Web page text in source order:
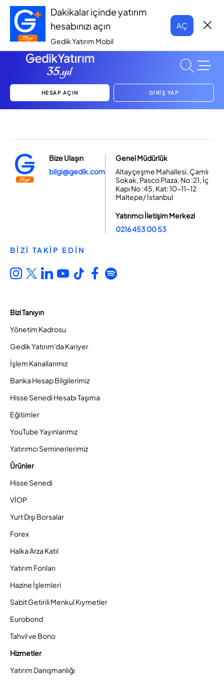
Dakikalar içinde yatırım
hesabınızı açın
Gedik Yatırım Mobil
AÇ
HESAP AÇIN GİRİŞ YAP
Bize Ulaşın
bilgi@gedik.com
Genel Müdürlük
Altayçeşme Mahallesi, Çamlı
Sokak, Pasco Plaza, No :21, İç
Kapı No :45, Kat: 10-11-12
Maltepe/ İstanbul
Yatırımcı İletişim Merkezi
0216 453 00 53
BİZİ TAKİP EDİN
Bizi Tanıyın
Yönetim Kadrosu
Gedik Yatırım'da Kariyer
İşlem Kanallarımız
Banka Hesap Bilgilerimiz
Hisse Senedi Hesabı Taşıma
Eğitimler
YouTube Yayınlarımız
Yatırımcı Seminerlerimiz
Ürünler
Hisse Senedi
VİOP
Yurt Dışı Borsalar
Forex
Halka Arza Katıl
Yatırım Fonları
Hazine İşlemleri
Sabit Getirili Menkul Kıymetler
Eurobond
Tahvil ve Bono
Hizmetler
Yatırım Danışmanlığı